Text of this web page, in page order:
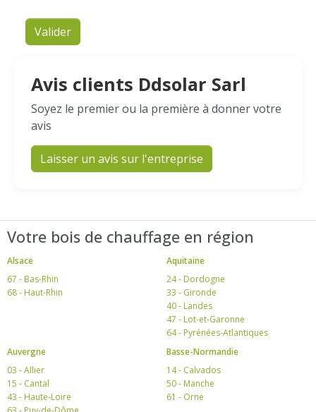
Valider
Avis clients Ddsolar Sarl
Soyez le premier ou la première à donner votre
avis
Laisser un avis sur l'entreprise
Votre bois de chauffage en région
Alsace
67 - Bas-Rhin
68 - Haut-Rhin
Aquitaine
24 - Dordogne
33 - Gironde
40 - Landes
47 - Lot-et-Garonne
64 - Pyrénées-Atlantiques
Auvergne
03 - Allier
15 - Cantal
43 - Haute-Loire
Basse-Normandie
14 - Calvados
50 - Manche
61 - Orne